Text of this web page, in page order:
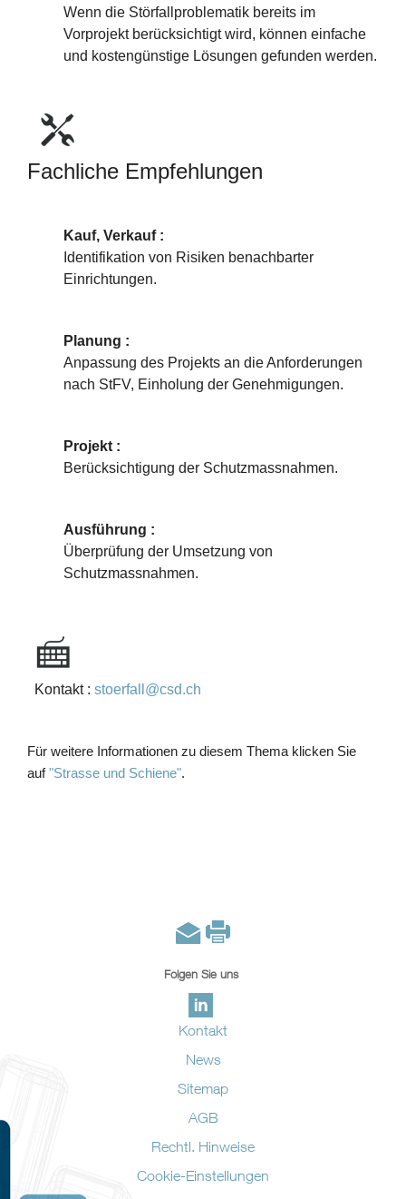
Wenn die Störfallproblematik bereits im
Vorprojekt berücksichtigt wird, können einfache
und kostengünstige Lösungen gefunden werden.
Fachliche Empfehlungen
Kauf, Verkauf :
Identifikation von Risiken benachbarter
Einrichtungen.
Planung :
Anpassung des Projekts an die Anforderungen
nach StFV, Einholung der Genehmigungen.
Projekt :
Berücksichtigung der Schutzmassnahmen.
Ausführung :
Überprüfung der Umsetzung von
Schutzmassnahmen.
Kontakt : stoerfall@csd.ch
Für weitere Informationen zu diesem Thema klicken Sie
auf"Strasse und Schiene".
Folgen Sie uns
Kontakt
News
Sitemap
AGB
Rechtl. Hinweise
Cookie-Einstellungen